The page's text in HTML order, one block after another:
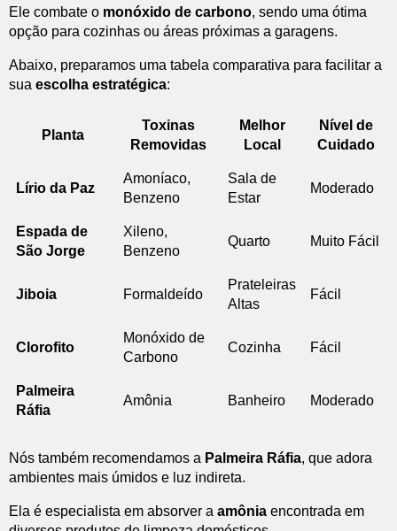
Ele combate o monóxido de carbono, sendo uma ótima
opção para cozinhas ou áreas próximas a garagens.
Abaixo, preparamos uma tabela comparativa para facilitar a
sua escolha estratégica:
Planta
Toxinas
Removidas
Melhor
Local
Nível de
Cuidado
Lírio da Paz
Amoníaco,
Benzeno
Sala de
Estar
Moderado
Espada de
São Jorge
Xileno,
Benzeno
Quarto Muito Fácil
Jiboia Formaldeído
Prateleiras
Altas
Fácil
Clorofito
Monóxido de
Carbono
Cozinha Fácil
Palmeira
Ráfia
Amônia Banheiro Moderado
Nós também recomendamos a Palmeira Ráfia, que adora
ambientes mais úmidos e luz indireta.
Ela é especialista em absorver a amônia encontrada em